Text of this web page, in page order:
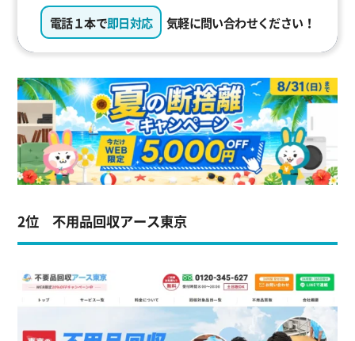
電話１本で即日対応 気軽に問い合わせください！
2位 不用品回収アース東京